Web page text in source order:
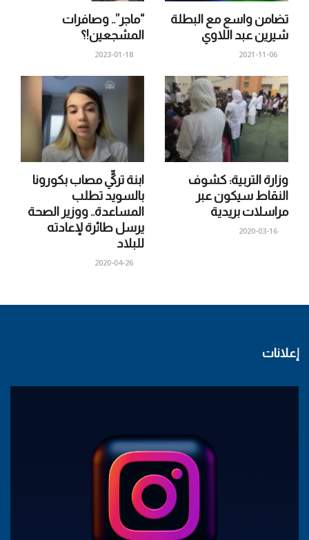
“ماجر”.. وصافرات
المشجعين!؟
2023-01-18
تضامن واسع مع البطلة
شيرين عبد اللاوي
2021-11-06
ابنة تركيٍّ مصاب بكورونا
بالسويد تطلب
المساعدة.. ووزير الصحة
يرسل طائرة لإعادته
للبلاد
2020-04-26
وزارة التربية: كشوف
النقاط سيكون عبر
مراسلات بريدية
2020-03-16
إعلانات